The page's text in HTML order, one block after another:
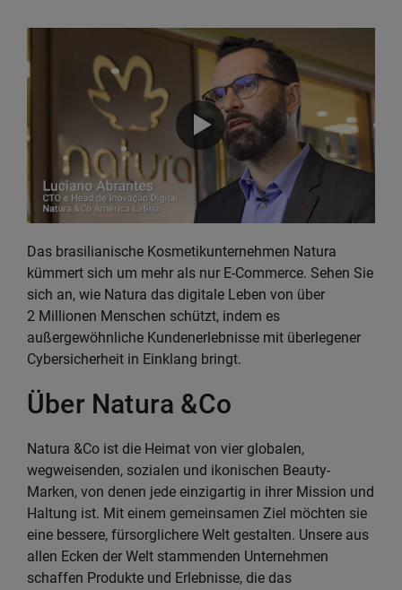
Das brasilianische Kosmetikunternehmen Natura
kümmert sich um mehr als nur E-Commerce. Sehen Sie
sich an, wie Natura das digitale Leben von über
2 Millionen Menschen schützt, indem es
außergewöhnliche Kundenerlebnisse mit überlegener
Cybersicherheit in Einklang bringt.
Über Natura &Co
Natura &Co ist die Heimat von vier globalen,
wegweisenden, sozialen und ikonischen Beauty-
Marken, von denen jede einzigartig in ihrer Mission und
Haltung ist. Mit einem gemeinsamen Ziel möchten sie
eine bessere, fürsorglichere Welt gestalten. Unsere aus
allen Ecken der Welt stammenden Unternehmen
schaffen Produkte und Erlebnisse, die das